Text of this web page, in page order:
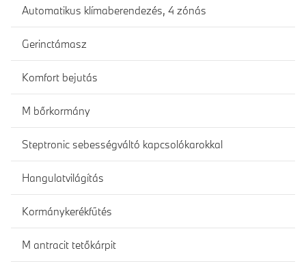
Automatikus klímaberendezés, 4 zónás
Gerinctámasz
Komfort bejutás
M bőrkormány
Steptronic sebességváltó kapcsolókarokkal
Hangulatvilágítás
Kormánykerékfűtés
M antracit tetőkárpit